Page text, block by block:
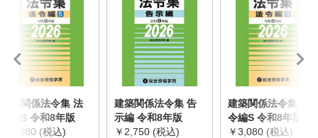
建築関係法令集 法
令編S 令和8年版
￥3,080 (税込)
建築関係法令集 告
示編 令和8年版
￥2,750 (税込)
建築関係法令集 法
令編S 令和8年版
￥3,080 (税込)